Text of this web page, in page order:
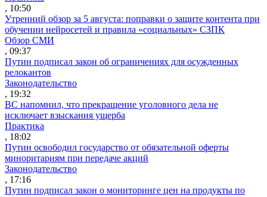
, 10:50
Утренний обзор за 5 августа: поправки о защите контента при
обучении нейросетей и правила «социальных» СЗПК
Обзор СМИ
, 09:37
Путин подписал закон об ограничениях для осужденных
релокантов
Законодательство
, 19:32
ВС напомнил, что прекращение уголовного дела не
исключает взыскания ущерба
Практика
, 18:02
Путин освободил государство от обязательной оферты
миноритариям при передаче акций
Законодательство
, 17:16
Путин подписал закон о мониторинге цен на продукты по